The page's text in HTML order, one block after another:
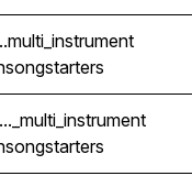
songstarters
songstarters